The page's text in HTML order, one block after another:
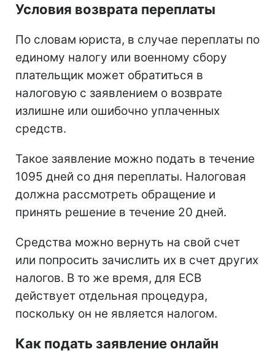
Условия возврата переплаты
По словам юриста, в случае переплаты по
единому налогу или военному сбору
плательщик может обратиться в
налоговую с заявлением о возврате
излишне или ошибочно уплаченных
средств.
Такое заявление можно подать в течение
1095 дней со дня переплаты. Налоговая
должна рассмотреть обращение и
принять решение в течение 20 дней.
Средства можно вернуть на свой счет
или попросить зачислить их в счет других
налогов. В то же время, для ЕСВ
действует отдельная процедура,
поскольку он не является налогом.
Как подать заявление онлайн